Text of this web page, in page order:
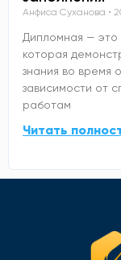
Анфиса Суханова
Дипломная — это
которая
знания во время
зависимости от
работам
Читать